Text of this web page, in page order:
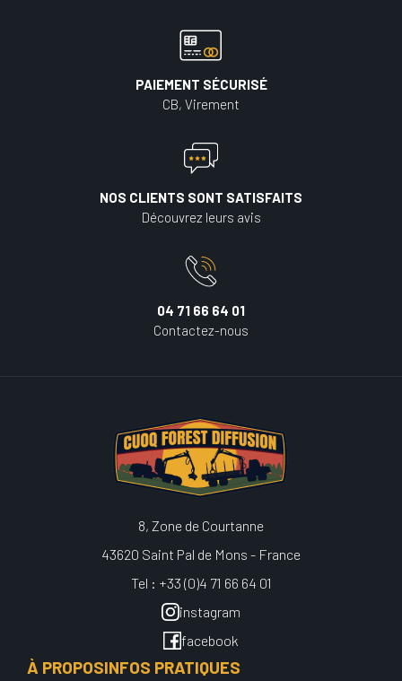
PAIEMENT SÉCURISÉ
CB, Virement
NOS CLIENTS SONT SATISFAITS
Découvrez leurs avis
04 71 66 64 01
Contactez-nous
8, Zone de Courtanne
43620 Saint Pal de Mons - France
Tel : +33 (0)4 71 66 64 01
instagram
facebook
À PROPOSINFOS PRATIQUES